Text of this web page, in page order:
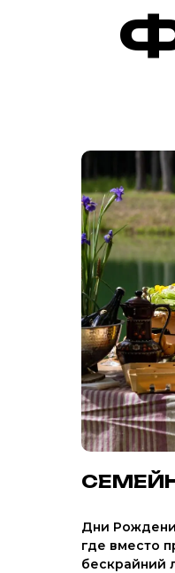
Дни
где вместо
бескрайний